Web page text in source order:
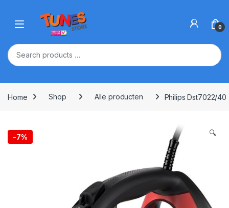
Open 0
Home Shop Alle producten Philips Dst7022/
-7% 🔍